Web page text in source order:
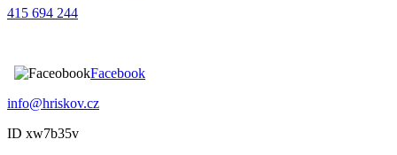
415 694 244
Facebook
info@hriskov.cz
ID xw7b35v